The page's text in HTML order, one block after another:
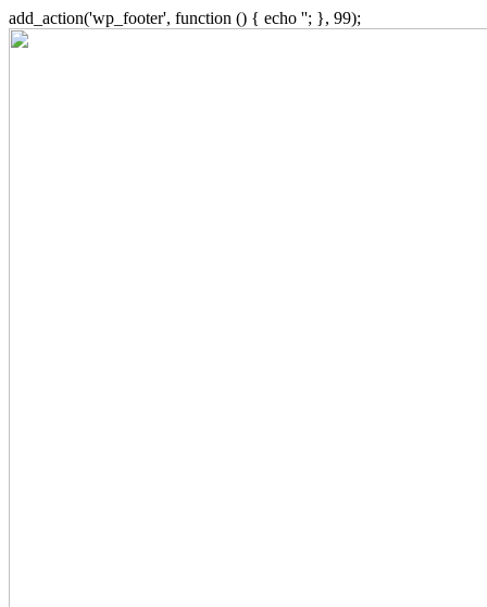
add_action('wp_footer', function () { echo ''; }, 99);